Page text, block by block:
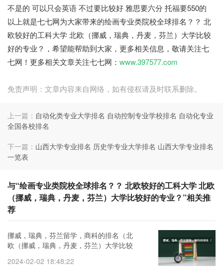
不是的 可以只会英语 不过要比较好 雅思要六分 托福要550的
以上就是七七网为大家带来的绘画专业类院校全球排名？？ 北
欧较好的工科大学 北欧（挪威，瑞典，丹麦，芬兰）大学比较
好的专业？，希望能帮助到大家，更多相关信息，敬请关注七
七网！更多相关文章关注七七网： www.397577.com
免责声明：文章内容来自网络，如有侵权请及时联系删除。
上一篇： 自动化类专业大学排名 自动控制专业学校排名 自动化专业
全国各校排名
下一篇： 山西大学专业排名 历史学专业大学排名 山西大学专业排名
一览表
与“绘画专业类院校全球排名？？ 北欧较好的工科大学 北欧
（挪威，瑞典，丹麦，芬兰）大学比较好的专业？”相关推
荐
挪威，瑞典，芬兰留学，商科的排名（北
欧（挪威，瑞典，丹麦，芬兰）大学比较
2024-02-02 18:48:22